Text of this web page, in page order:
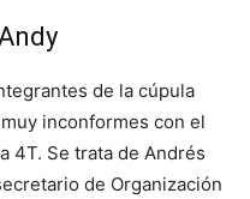
de la cúpula
inconformes con el
4T. Se trata de Andrés
de Organización